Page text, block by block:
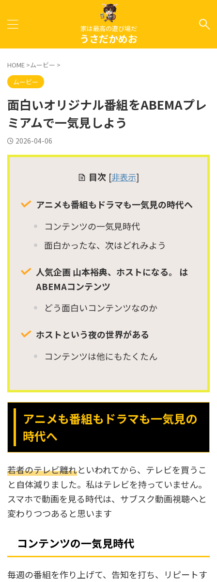
家は最高の遊び場だ
うさだかめお
HOME >ムービー >
ムービー
面白いオリジナル番組をABEMAプレ
ミアムで一気見しよう
2026-04-06
目次 [非表示]
アニメも番組もドラマも一気見の時代へ
コンテンツの一気見時代
面白かったな、次はどれみよう
人気企画 山本裕典、ホストになる。 は
ABEMAコンテンツ
どう面白いコンテンツなのか
ホストという夜の世界がある
コンテンツは他にもたくたん
アニメも番組もドラマも一気見の
時代へ
若者のテレビ離れといわれてから、テレビを買うこ
と自体減りました。私はテレビを持っていません。
スマホで動画を見る時代は、サブスク動画視聴へと
変わりつつあると思います
コンテンツの一気見時代
毎週の番組を作り上げて、告知を打ち、リピートす